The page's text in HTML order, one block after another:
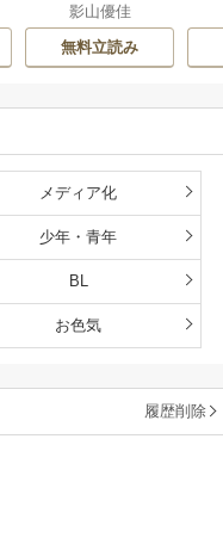
影山優佳
無料立読み
メディア化
少年・青年
BL
お色気
履歴削除